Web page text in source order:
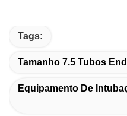
Tags:
Tamanho 7.5 Tubos
Equipamento De